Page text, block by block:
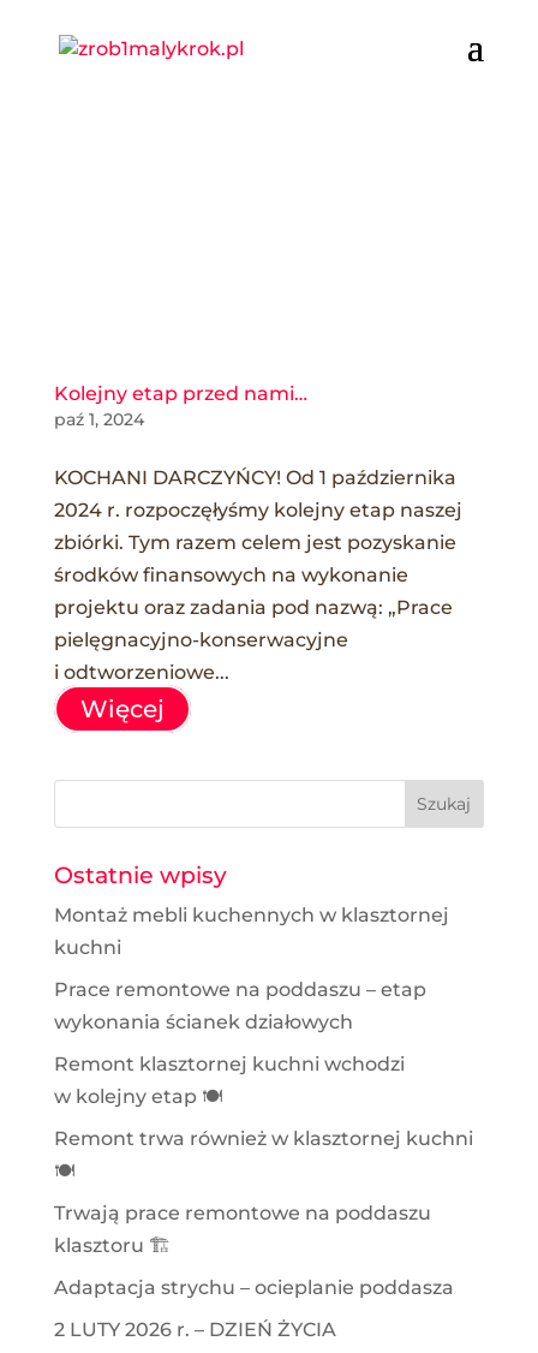
Kolejny etap przed nami…
paź 1, 2024
KOCHANI DARCZYŃCY! Od 1 października
2024 r. rozpoczęłyśmy kolejny etap naszej
zbiórki. Tym razem celem jest pozyskanie
środków finansowych na wykonanie
projektu oraz zadania pod nazwą: „Prace
pielęgnacyjno-konserwacyjne
i odtworzeniowe...
Więcej
Ostatnie wpisy
Montaż mebli kuchennych w klasztornej
kuchni
Prace remontowe na poddaszu – etap
wykonania ścianek działowych
Remont klasztornej kuchni wchodzi
w kolejny etap 🍽️
Remont trwa również w klasztornej kuchni
🍽️
Trwają prace remontowe na poddaszu
klasztoru 🏗️
Adaptacja strychu – ocieplanie poddasza
2 LUTY 2026 r. – DZIEŃ ŻYCIA